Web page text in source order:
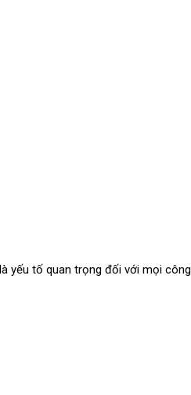
yếu tố quan trọng đối với mọi công